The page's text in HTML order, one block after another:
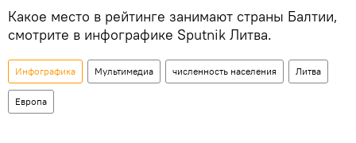
Какое место в рейтинге занимают страны Балтии,
смотрите в инфографике Sputnik Литва.
Инфографика Мультимедиа численность населения Литва
Европа